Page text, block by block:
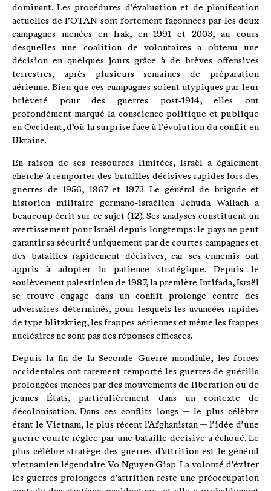
dominant. Les procédures d’évaluation et de planification
actuelles de l’OTAN sont fortement façonnées par les deux
campagnes menées en Irak, en 1991 et 2003, au cours
desquelles une coalition de volontaires a obtenu une
décision en quelques jours grâce à de brèves offensives
terrestres, après plusieurs semaines de préparation
aérienne. Bien que ces campagnes soient atypiques par leur
brièveté pour des guerres post‑1914, elles ont
profondément marqué la conscience politique et publique
en Occident, d’où la surprise face à l’évolution du conflit en
Ukraine.
En raison de ses ressources limitées, Israël a également
cherché à remporter des batailles décisives rapides lors des
guerres de 1956, 1967 et 1973. Le général de brigade et
historien militaire germano‑israélien Jehuda Wallach a
beaucoup écrit sur ce sujet (12). Ses analyses constituent un
avertissement pour Israël depuis longtemps : le pays ne peut
garantir sa sécurité uniquement par de courtes campagnes et
des batailles rapidement décisives, car ses ennemis ont
appris à adopter la patience stratégique. Depuis le
soulèvement palestinien de 1987, la première Intifada, Israël
se trouve engagé dans un conflit prolongé contre des
adversaires déterminés, pour lesquels les avancées rapides
de type blitzkrieg, les frappes aériennes et même les frappes
nucléaires ne sont pas des réponses efficaces.
Depuis la fin de la Seconde Guerre mondiale, les forces
occidentales ont rarement remporté les guerres de guérilla
prolongées menées par des mouvements de libération ou de
jeunes États, particulièrement dans un contexte de
décolonisation. Dans ces conflits longs — le plus célèbre
étant le Vietnam, le plus récent l’Afghanistan — l’idée d’une
guerre courte réglée par une bataille décisive a échoué. Le
plus célèbre stratège des guerres d’attrition est le général
vietnamien légendaire Vo Nguyen Giap. La volonté d’éviter
les guerres prolongées d’attrition reste une préoccupation